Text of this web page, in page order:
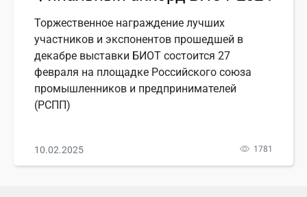
Торжественное награждение лучших
участников и экспонентов прошедшей в
декабре выставки БИОТ состоится 27
февраля на площадке Российского союза
промышленников и предпринимателей
(РСПП)
10.02.2025 1781